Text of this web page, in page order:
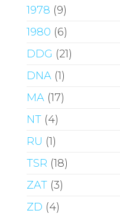
1978 (9)
1980 (6)
DDG (21)
DNA (1)
MA (17)
NT (4)
RU (1)
TSR (18)
ZAT (3)
ZD (4)